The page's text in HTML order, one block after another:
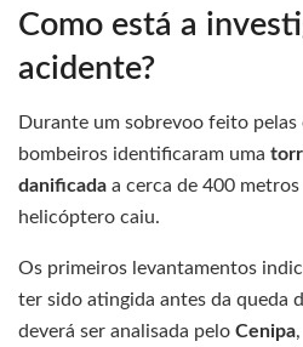
Como está a
acidente?
Durante um sobrevoo feito pelas
bombeiros identificaram uma
danificada a cerca de 400
helicóptero caiu.
Os primeiros levantamentos
ter sido atingida antes da queda
deverá ser analisada pelo Cenipa